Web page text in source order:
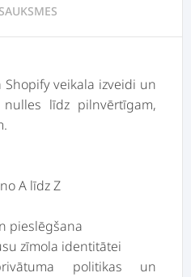
veikala izveidi un
līdz pilnvērtīgam,
A līdz Z
pieslēgšana
zīmola identitātei
politikas un